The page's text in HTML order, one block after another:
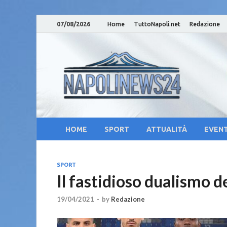
07/08/2026 Home TuttoNapoli.net Redazione
Notizie
HOME SPORT ATTUALITÀ
SPORT
Il fastidioso dualismo
19/04/2021 - by Redazione